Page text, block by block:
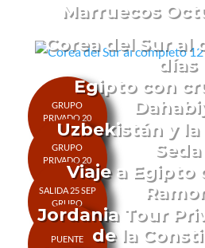
Marruecos
Corea del Sur al
días
Egipto con
Uzbekistán y la
Seda
Viaje a Egipto
Jordania Tour
de la